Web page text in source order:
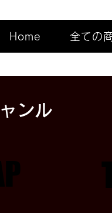
Home 全ての
ンル